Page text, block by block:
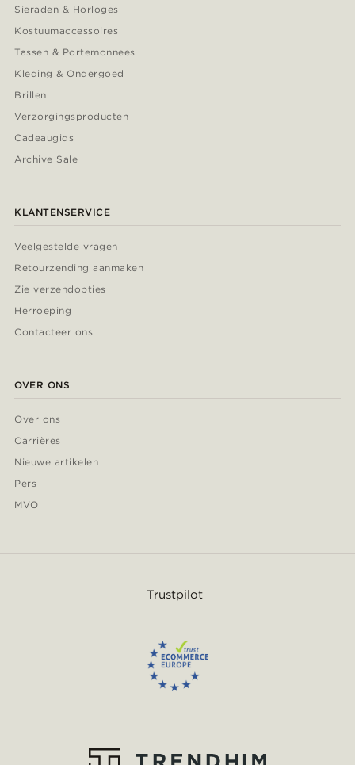
Sieraden & Horloges
Kostuumaccessoires
Tassen & Portemonnees
Kleding & Ondergoed
Brillen
Verzorgingsproducten
Cadeaugids
Archive Sale
KLANTENSERVICE
Veelgestelde vragen
Retourzending aanmaken
Zie verzendopties
Herroeping
Contacteer ons
OVER ONS
Over ons
Carrières
Nieuwe artikelen
Pers
MVO
Trustpilot